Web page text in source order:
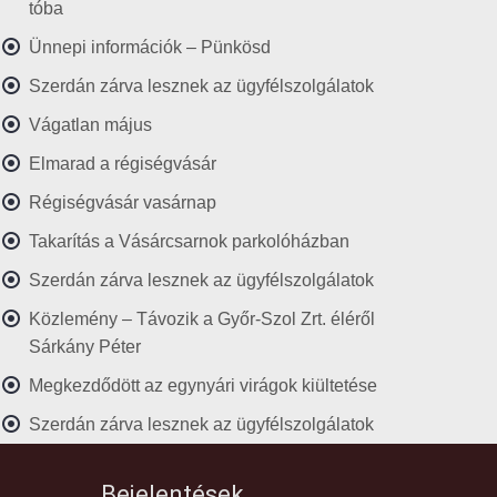
tóba
Ünnepi információk – Pünkösd
Szerdán zárva lesznek az ügyfélszolgálatok
Vágatlan május
Elmarad a régiségvásár
Régiségvásár vasárnap
Takarítás a Vásárcsarnok parkolóházban
Szerdán zárva lesznek az ügyfélszolgálatok
Közlemény – Távozik a Győr-Szol Zrt. éléről
Sárkány Péter
Megkezdődött az egynyári virágok kiültetése
Szerdán zárva lesznek az ügyfélszolgálatok